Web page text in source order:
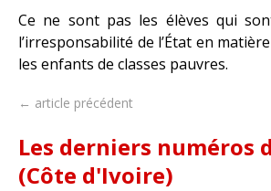
Ce ne sont pas les élèves qui
l’irresponsabilité de l’État en
les enfants de classes pauvres.
← article précédent
Les derniers numéros
(Côte d'Ivoire)